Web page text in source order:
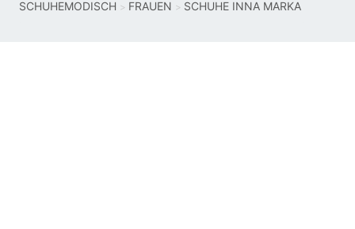
SCHUHEMODISCH FRAUEN SCHUHE INNA MARKA